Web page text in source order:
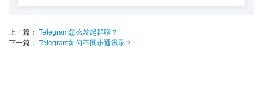
上一篇： Telegram怎么发起群聊？
下一篇： Telegram如何不同步通讯录？